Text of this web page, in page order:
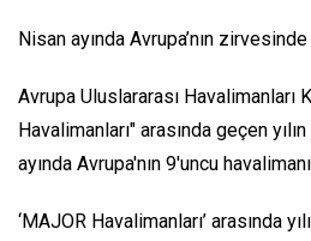
Nisan ayında Avrupa’nın zirvesinde
Avrupa Uluslararası
Havalimanları" arasında geçen
ayında Avrupa'nın 9'uncu
‘MAJOR Havalimanları’ arasında